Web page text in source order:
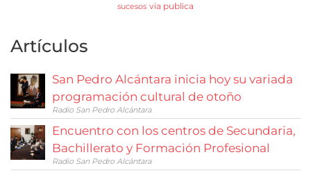
sucesos via publica
Artículos
San Pedro Alcántara inicia hoy su variada
programación cultural de otoño
Radio San Pedro Alcántara
Encuentro con los centros de Secundaria,
Bachillerato y Formación Profesional
Radio San Pedro Alcántara